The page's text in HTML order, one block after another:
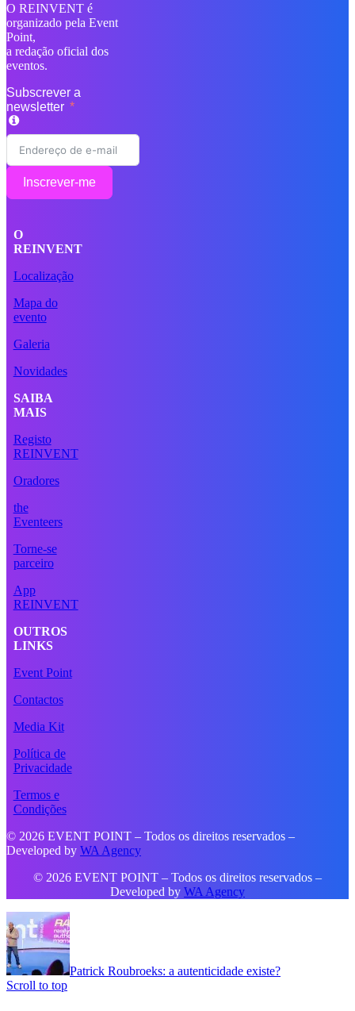
O REINVENT é
organizado pela Event
Point,
a redação oficial dos
eventos.
Subscrever a
newsletter
Inscrever-me
O
REINVENT
Localização
Mapa do
evento
Galeria
Novidades
SAIBA
MAIS
Registo
REINVENT
Oradores
the
Eventeers
Torne-se
parceiro
App
REINVENT
OUTROS
LINKS
Event Point
Contactos
Media Kit
Política de
Privacidade
Termos e
Condições
© 2026 EVENT POINT – Todos os direitos reservados –
Developed by WA Agency
© 2026 EVENT POINT – Todos os direitos reservados –
Developed by WA Agency
Patrick Roubroeks: a autenticidade existe?
Scroll to top